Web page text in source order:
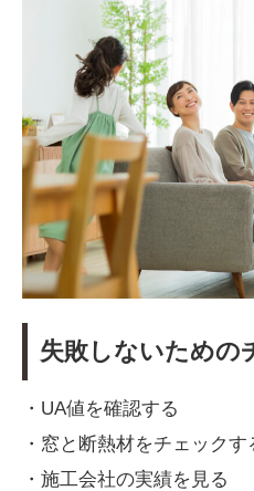
失敗しないための
・UA値を確認する
・窓と断熱材をチェックす
・施工会社の実績を見る